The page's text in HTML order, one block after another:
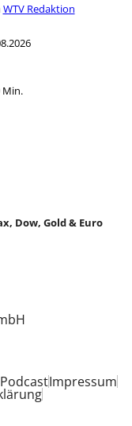
WTV Redaktion
Min.
Dow, Gold & Euro
Impressum